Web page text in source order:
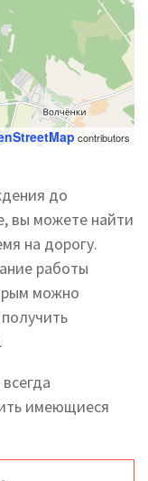
contributors
до
вы можете найти
на дорогу.
работы
можно
имеющиеся